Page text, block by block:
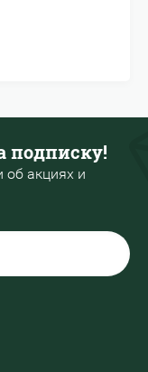
подписку!
акциях и